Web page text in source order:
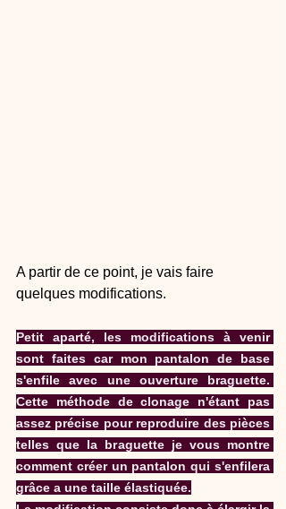
A partir de ce point, je vais faire
quelques modifications.
Petit aparté, les modifications à venir
sont faites car mon pantalon de base
s'enfile avec une ouverture braguette.
Cette méthode de clonage n'étant pas
assez précise pour reproduire des pièces
telles que la braguette je vous montre
comment créer un pantalon qui s'enfilera
grâce a une taille élastiquée.